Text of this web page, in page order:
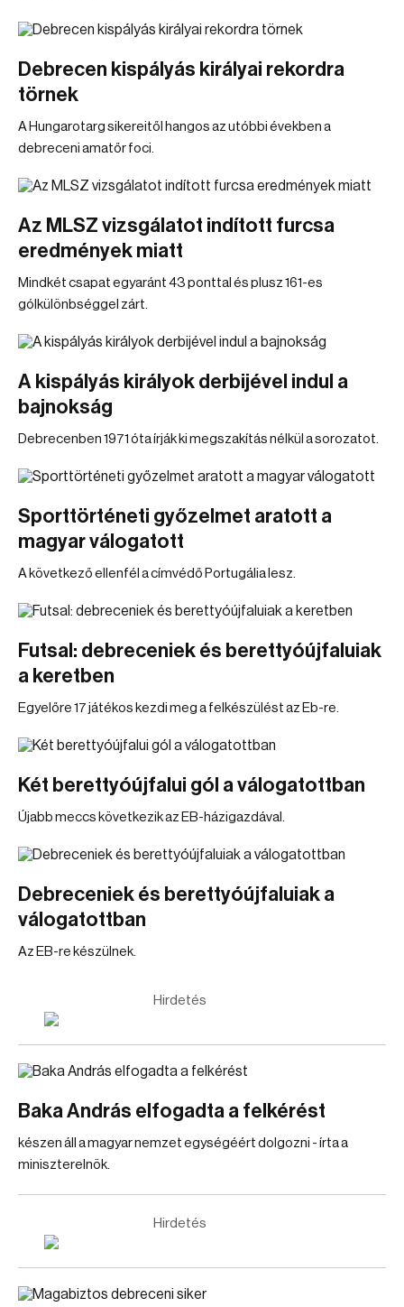
Debrecen kispályás királyai rekordra
törnek
A Hungarotarg sikereitől hangos az utóbbi években a
debreceni amatőr foci.
Az MLSZ vizsgálatot indított furcsa
eredmények miatt
Mindkét csapat egyaránt 43 ponttal és plusz 161-es
gólkülönbséggel zárt.
A kispályás királyok derbijével indul a
bajnokság
Debrecenben 1971 óta írják ki megszakítás nélkül a sorozatot.
Sporttörténeti győzelmet aratott a
magyar válogatott
A következő ellenfél a címvédő Portugália lesz.
Futsal: debreceniek és berettyóújfaluiak
a keretben
Egyelőre 17 játékos kezdi meg a felkészülést az Eb-re.
Két berettyóújfalui gól a válogatottban
Újabb meccs következik az EB-házigazdával.
Debreceniek és berettyóújfaluiak a
válogatottban
Az EB-re készülnek.
Hirdetés
Baka András elfogadta a felkérést
készen áll a magyar nemzet egységéért dolgozni - írta a
miniszterelnök.
Hirdetés